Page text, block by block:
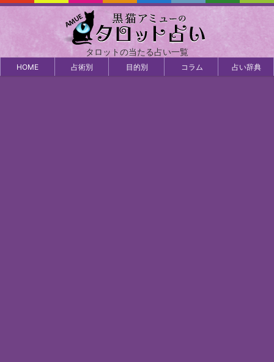
タロットの当たる占い一覧
HOME 占術別 目的別 コラム 占い辞典